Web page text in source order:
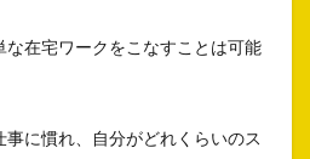
在宅ワークをこなすことは可能
に慣れ、自分がどれくらいのス